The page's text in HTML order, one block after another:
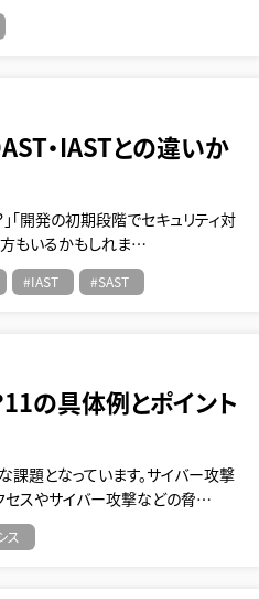
・IASTとの違いか
」「開発の初期段階でセキュリティ対
方もいるかもしれま…
#IAST #SAST
の具体例とポイント
課題となっています。サイバー攻撃
セスやサイバー攻撃などの脅…
ス